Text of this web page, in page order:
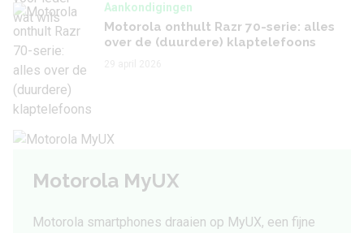
Aankondigingen
Motorola onthult Razr 70-serie: alles
over de (duurdere) klaptelefoons
Motorola MyUX
Motorola smartphones draaien op MyUX, een fijne